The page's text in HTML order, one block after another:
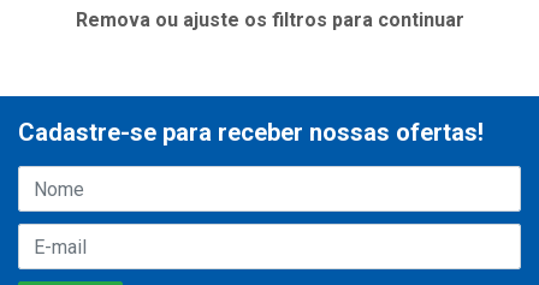
Remova ou ajuste os filtros para continuar
Cadastre-se para receber nossas ofertas!